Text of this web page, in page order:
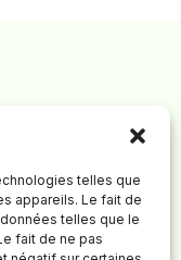
telles que
appareils. Le fait de
telles que le
fait de ne pas